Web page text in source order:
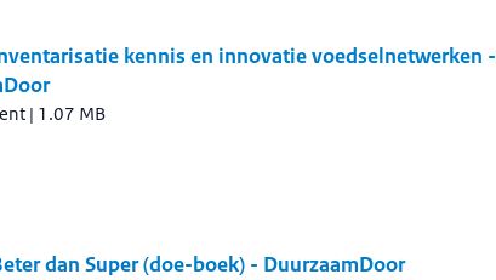
kennis en innovatie voedselnetwerken -
| 1.07 MB
dan Super (doe-boek) - DuurzaamDoor